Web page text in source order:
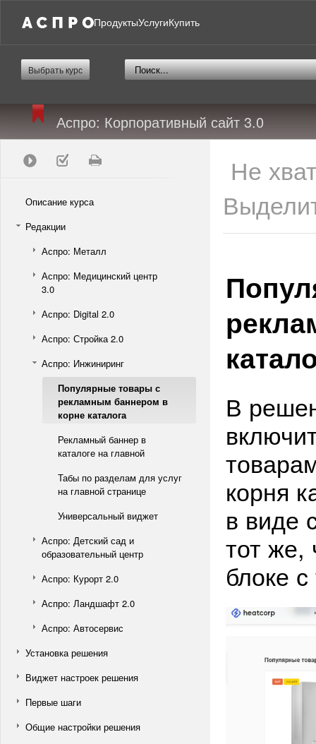
ПродуктыУслугиКупить
Выбрать курс
Аспро: Корпоративный сайт 3.0
Описание курса
Редакции
Аспро: Металл
Аспро: Медицинский центр
3.0
Аспро: Digital 2.0
Аспро: Стройка 2.0
Аспро: Инжиниринг
Популярные товары с
рекламным баннером в
корне каталога
Рекламный баннер в
каталоге на главной
Табы по разделам для услуг
на главной странице
Универсальный виджет
Аспро: Детский сад и
образовательный центр
Аспро: Курорт 2.0
Аспро: Ландшафт 2.0
Аспро: Автосервис
Установка решения
Виджет настроек решения
Первые шаги
Общие настройки решения
Не
В
корня
в виде
тот же,
блоке